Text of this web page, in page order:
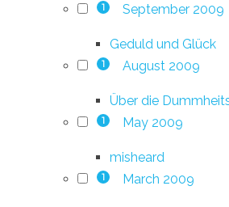
1 September 2009
Geduld und Glück
1 August 2009
Über die
1 May 2009
misheard
1 March 2009